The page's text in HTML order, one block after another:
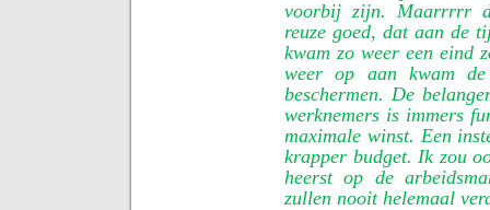
voorbij zijn. Maarrrrr
reuze goed, dat aan de
kwam zo weer een eind
weer op aan kwam
beschermen. De
werknemers is immers
maximale winst. Een
krapper budget. Ik zou
heerst op de
zullen nooit helemaal